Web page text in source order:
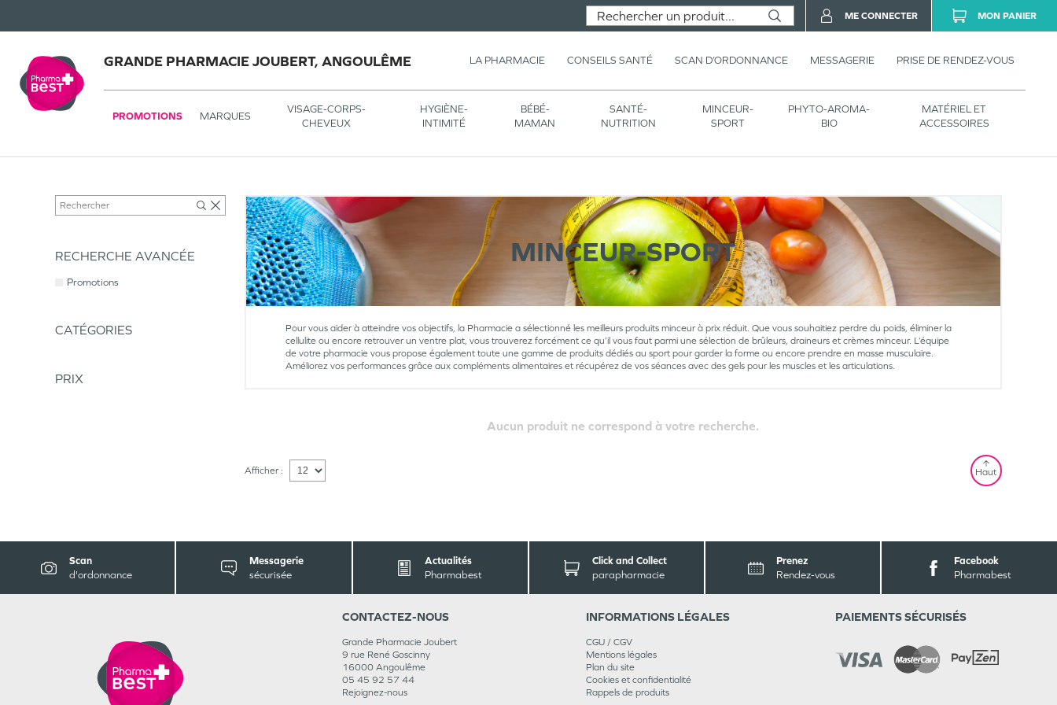
GRANDE PHARMACIE JOUBERT, ANGOULÊME LA PHARMACIE CONSEILS SANTÉ SCAN D’ORDONNANCE MESSAGERIE PRISE DE RENDEZ-VOUS
PROMOTIONS MARQUES
VISAGE-CORPS-
CHEVEUX
HYGIÈNE-
INTIMITÉ
BÉBÉ-
MAMAN
SANTÉ-
NUTRITION
MINCEUR-
SPORT
PHYTO-AROMA-
BIO
MATÉRIEL ET
ACCESSOIRES
ME CONNECTER MON PANIER
RECHERCHE AVANCÉE
Promotions
CATÉGORIES
PRIX
MINCEUR-SPORT
Pour vous aider à atteindre vos objectifs, la Pharmacie a sélectionné les meilleurs produits minceur à prix réduit. Que vous souhaitiez perdre du poids, éliminer la
cellulite ou encore retrouver un ventre plat, vous trouverez forcément ce qu’il vous faut parmi une sélection de brûleurs, draineurs et crèmes minceur. L’équipe
de votre pharmacie vous propose également toute une gamme de produits dédiés au sport pour garder la forme ou encore prendre en masse musculaire.
Améliorez vos performances grâce aux compléments alimentaires et récupérez de vos séances avec des gels pour les muscles et les articulations.
Aucun produit ne correspond à votre recherche.
Afficher : Haut
Scan
d'ordonnance
Messagerie
sécurisée
Actualités
Pharmabest
Click and Collect
parapharmacie
Prenez
Rendez-vous
Facebook
Pharmabest
CONTACTEZ-NOUS
Grande Pharmacie Joubert
9 rue René Goscinny
16000 Angoulême
05 45 92 57 44
Rejoignez-nous
INFORMATIONS LÉGALES
CGU / CGV
Mentions légales
Plan du site
Cookies et confidentialité
Rappels de produits
PAIEMENTS SÉCURISÉS